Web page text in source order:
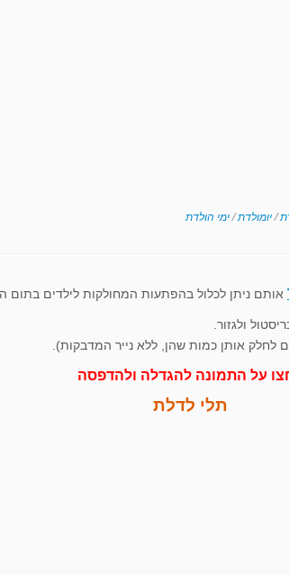
/יומולדת/ימי הולדת
אותם ניתן לכלול בהפתעות המחולקות לילדים בתום
ולגזור.
לחלק אותן כמות שהן, ללא נייר המדבקות).
על התמונה להגדלה ולהדפסה
תלי לדלת